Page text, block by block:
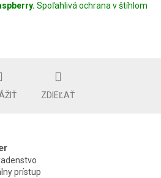
. Spoľahlivá ochrana v štíhlom
ZDIEĽAŤ
prístup